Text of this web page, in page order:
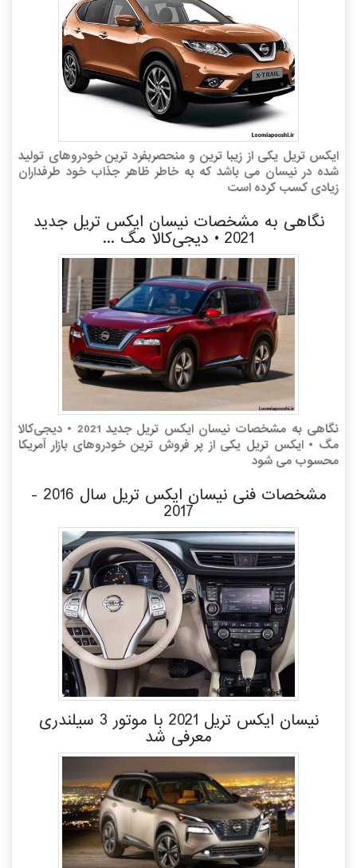
ایکس تریل یکی از زیبا ترین و منحصربفرد ترین خودروهای تولید
شده در نیسان می باشد که به خاطر ظاهر جذاب خود طرفداران
زیادی کسب کرده است
نگاهی به مشخصات نیسان ایکس تریل جدید
2021 • دیجی‌کالا مگ ...
نگاهی به مشخصات نیسان ایکس تریل جدید 2021 • دیجی‌کالا
مگ • ایکس تریل یکی از پر فروش ترین خودروهای بازار آمریکا
محسوب می شود
مشخصات فنی نیسان ایکس تریل سال 2016 -
2017
نیسان ایکس تریل 2021 با موتور 3 سیلندری
معرفی شد